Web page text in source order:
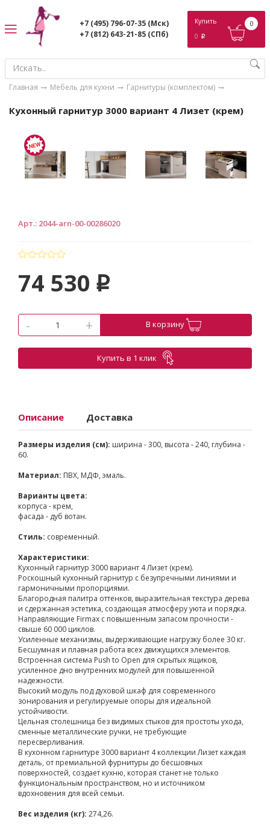
+7 (495) 796-07-35 (Мск)
+7 (812) 643-21-85 (СПб)
Купить
0 p
0
Главная Мебель для кухни Гарнитуры (комплектом)
Кухонный гарнитур 3000 вариант 4 Лизет (крем)
Арт.: 2044-arn-00-00286020
74 530 p
- + В корзину
Купить в 1 клик
Описание Доставка
Размеры изделия (см): ширина - 300, высота - 240, глубина -
60.
Материал: ПВХ, МДФ, эмаль.
Варианты цвета:
корпуса - крем,
фасада - дуб вотан.
Стиль: современный.
Характеристики:
Кухонный гарнитур 3000 вариант 4 Лизет (крем).
Роскошный кухонный гарнитур с безупречными линиями и
гармоничными пропорциями.
Благородная палитра оттенков, выразительная текстура дерева
и сдержанная эстетика, создающая атмосферу уюта и порядка.
Направляющие Firmax с повышенным запасом прочности -
свыше 60 000 циклов.
Усиленные механизмы, выдерживающие нагрузку более 30 кг.
Бесшумная и плавная работа всех движущихся элементов.
Встроенная система Push to Open для скрытых ящиков,
усиленное дно внутренних модулей для повышенной
надежности.
Высокий модуль под духовой шкаф для современного
зонирования и регулируемые опоры для идеальной
устойчивости.
Цельная столешница без видимых стыков для простоты ухода,
сменные металлические ручки, не требующие
пересверливания.
В кухонном гарнитуре 3000 вариант 4 коллекции Лизет каждая
деталь, от премиальной фурнитуры до бесшовных
поверхностей, создает кухню, которая станет не только
функциональным пространством, но и источником
вдохновения для всей семьи.
Вес изделия (кг): 274,26.